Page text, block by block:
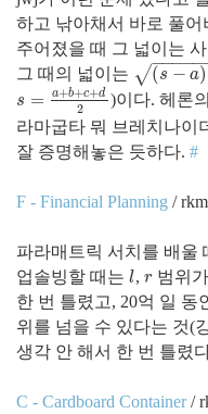
하고 낚아채서 바로 풀
주어졌을 때 그 넓이는
그 때의 넓이는
(s − a)
−−−−−
√
(s−a) s− b)(
s = a+b+c+d
2
s=a+ b+c+d2 )이다. 헤론
라마굽타 뭐 브레치나이
잘 증명해놓은 듯하다. #
F - Financial Planning /
파라매트릭 서치를 배울
업솔빙할 때는 ll, r
r 범위
한 번 틀렸고, 20억 일 동
위를 넘을 수 있다는 것(
생각 안 해서 한 번 틀렸
C - Cardboard Container/